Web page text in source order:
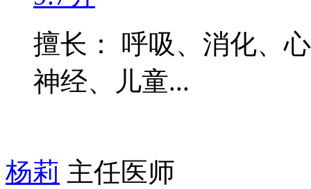
擅长： 呼吸、消化、
神经、儿童...
杨莉 主任医师